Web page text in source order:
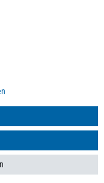
und zzgl.
Deutschlands.
by
der Daten zum Zweck des
finden Sie in unseren